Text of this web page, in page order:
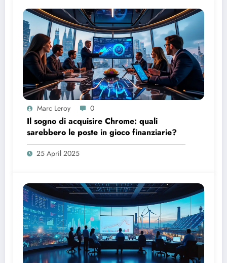
Marc Leroy 0
Il sogno di acquisire Chrome: quali
sarebbero le poste in gioco finanziarie?
25 April 2025